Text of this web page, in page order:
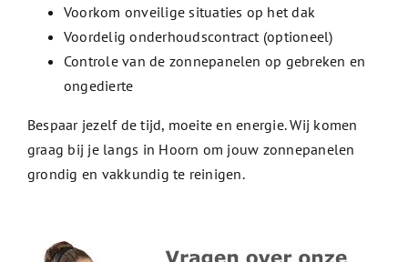
Voorkom onveilige situaties op het dak
Voordelig onderhoudscontract (optioneel)
Controle van de zonnepanelen op gebreken en
ongedierte
Bespaar jezelf de tijd, moeite en energie. Wij komen
graag bij je langs in Hoorn om jouw zonnepanelen
grondig en vakkundig te reinigen.